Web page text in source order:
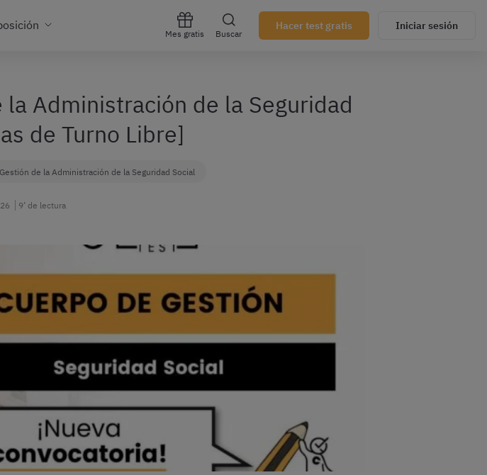
Mes gratis Buscar
Hacer test gratis Iniciar sesión
la Administración de la Seguridad
de Turno Libre]
Gestión de la Administración de la Seguridad Social
9’ de lectura